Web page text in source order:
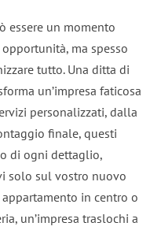
essere un momento
ma spesso
tutto. Una ditta di
un’impresa faticosa
personalizzati, dalla
finale, questi
di ogni dettaglio,
solo sul vostro nuovo
in centro o
un’impresa traslochi a